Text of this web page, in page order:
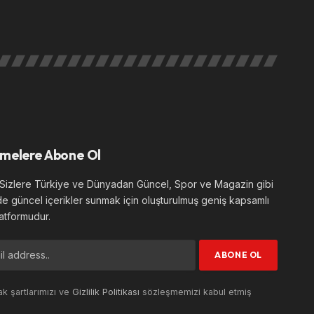
Abone Ol
Türkiye ve Dünyadan Güncel, Spor ve Magazin gibi
güncel içerikler sunmak için oluşturulmuş geniş kapsamlı
şartlarımızı ve Gizlilik Politikası sözleşmemizi kabul etmiş